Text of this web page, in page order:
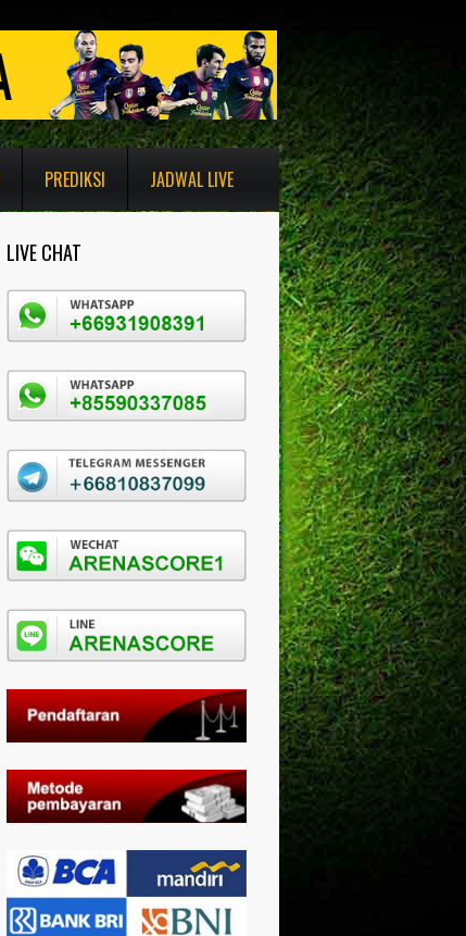
PREDIKSI JADWAL LIVE
LIVE CHAT